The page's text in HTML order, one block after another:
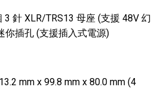
針 XLR/TRS13 母座 (支援 48V 幻
你插孔 (支援插入式電源)
mm x 99.8 mm x 80.0 mm (4